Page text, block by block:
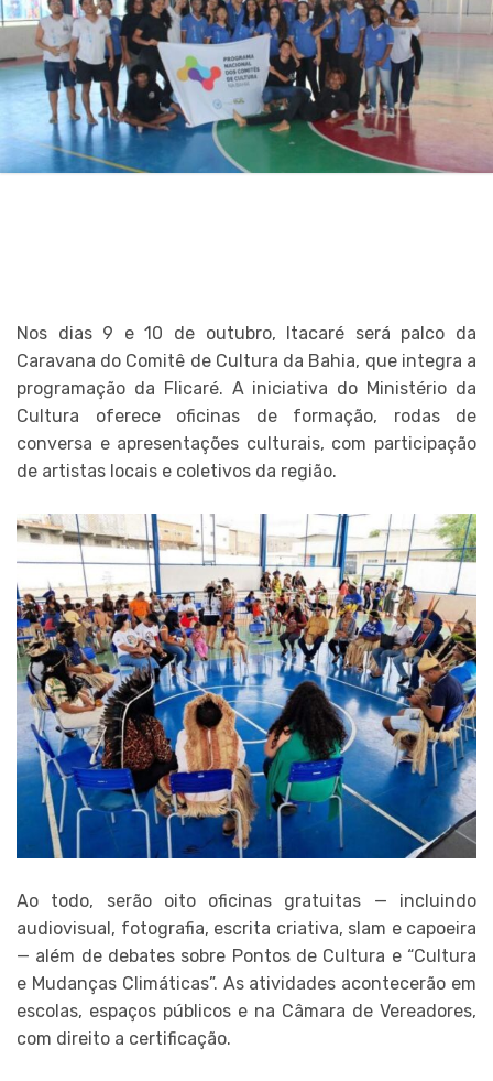
Nos dias 9 e 10 de outubro, Itacaré será palco da
Caravana do Comitê de Cultura da Bahia, que integra a
programação da Flicaré. A iniciativa do Ministério da
Cultura oferece oficinas de formação, rodas de
conversa e apresentações culturais, com participação
de artistas locais e coletivos da região.
Ao todo, serão oito oficinas gratuitas — incluindo
audiovisual, fotografia, escrita criativa, slam e capoeira
— além de debates sobre Pontos de Cultura e “Cultura
e Mudanças Climáticas”. As atividades acontecerão em
escolas, espaços públicos e na Câmara de Vereadores,
com direito a certificação.